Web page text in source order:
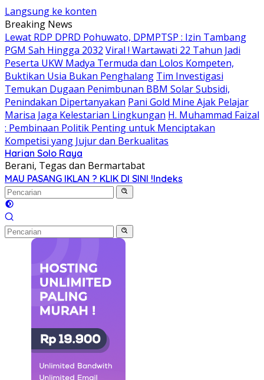
Langsung ke konten
Breaking News
Lewat RDP DPRD Pohuwato, DPMPTSP : Izin Tambang
PGM Sah Hingga 2032 Viral ! Wartawati 22 Tahun Jadi
Peserta UKW Madya Termuda dan Lolos Kompeten,
Buktikan Usia Bukan Penghalang Tim Investigasi
Temukan Dugaan Penimbunan BBM Solar Subsidi,
Penindakan Dipertanyakan Pani Gold Mine Ajak Pelajar
Marisa Jaga Kelestarian Lingkungan H. Muhammad Faizal
: Pembinaan Politik Penting untuk Menciptakan
Kompetisi yang Jujur dan Berkualitas
Harian Solo Raya
Berani, Tegas dan Bermartabat
MAU PASANG IKLAN ? KLIK DI SINI !Indeks